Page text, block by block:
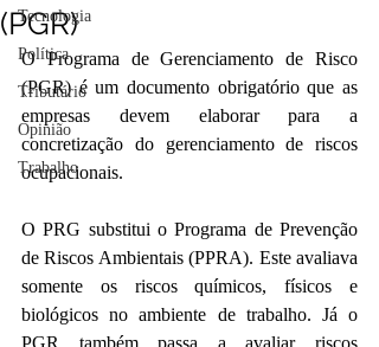
Tecnologia
Política
Tributário
Opinião
Trabalho
(PGR)
O Programa de Gerenciamento de Risco
(PGR) é um documento obrigatório que as
empresas devem elaborar para a
concretização do gerenciamento de riscos
ocupacionais.
O PRG substitui o Programa de Prevenção
de Riscos Ambientais (PPRA). Este avaliava
somente os riscos químicos, físicos e
biológicos no ambiente de trabalho. Já o
PGR também passa a avaliar riscos